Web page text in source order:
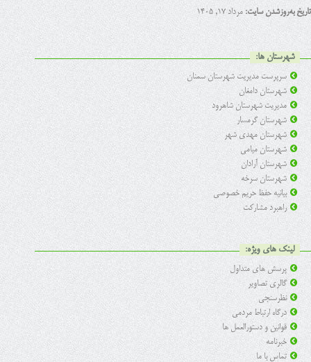
تاریخ به‌روزشدن سایت: مرداد ۱۷, ۱۴۰۵
شهرستان ها:
سرپرست مدیریت شهرستان سمنان
شهرستان دامغان
مدیریت شهرستان شاهرود
شهرستان گرمسار
شهرستان مهدی شهر
شهرستان میامی
شهرستان آرادان
شهرستان سرخه
بیانیه حفظ حریم خصوصی
راهبرد مشارکت
لینک های ویژه:
پرسش های متداول
گالری تصاویر
نظرسنجی
درگاه ارتباط مردمی
قوانین و دستورالعمل ها
خبرنامه
تماس با ما